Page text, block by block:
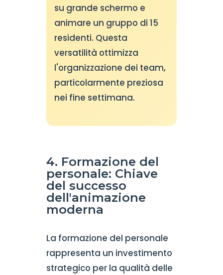
su grande schermo e
animare un gruppo di 15
residenti. Questa
versatilità ottimizza
l'organizzazione dei team,
particolarmente preziosa
nei fine settimana.
4. Formazione del
personale: Chiave
del successo
dell'animazione
moderna
La formazione del personale
rappresenta un investimento
strategico per la qualità delle